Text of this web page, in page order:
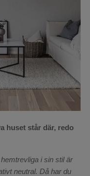
huset står där, redo
i sin stil är
neutral. Då har du